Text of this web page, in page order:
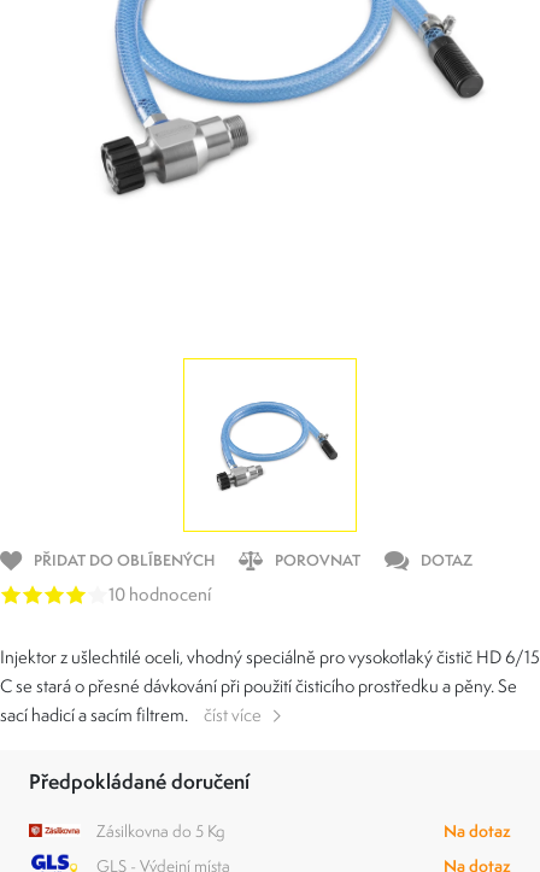
PŘIDAT DO OBLÍBENÝCH POROVNAT DOTAZ
10 hodnocení
Injektor z ušlechtilé oceli, vhodný speciálně pro vysokotlaký čistič HD 6/15
C se stará o přesné dávkování při použití čisticího prostředku a pěny. Se
sací hadicí a sacím filtrem.
číst více
Předpokládané doručení
Zásilkovna do 5 Kg
Na dotaz
GLS - Výdejní místa
Na dotaz